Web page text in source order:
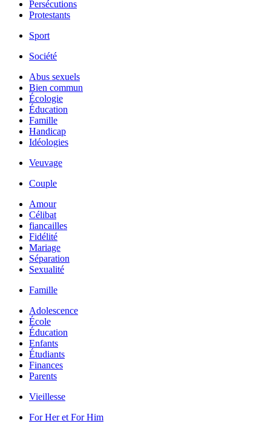
Persécutions
Protestants
Sport
Société
Abus sexuels
Bien commun
Écologie
Éducation
Famille
Handicap
Idéologies
Veuvage
Couple
Amour
Célibat
fiancailles
Fidélité
Mariage
Séparation
Sexualité
Famille
Adolescence
École
Éducation
Enfants
Étudiants
Finances
Parents
Vieillesse
For Her et For Him